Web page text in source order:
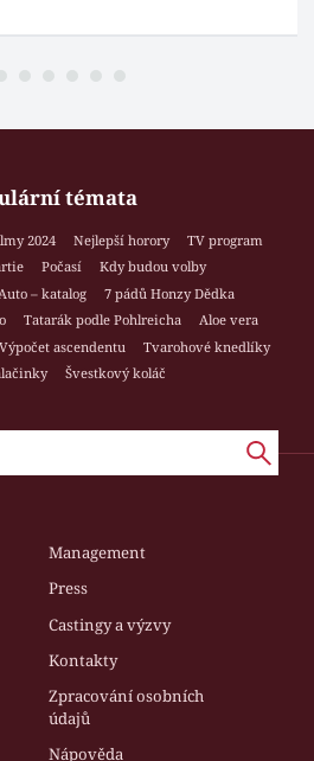
témata
2024 Nejlepší horory
TV program
Počasí
Kdy budou volby
Auto – katalog
7 pádů Honzy Dědka
Tatarák podle Pohlreicha
Aloe vera
Výpočet ascendentu
Tvarohové knedlíky
Švestkový koláč
Management
Press
Castingy a výzvy
Kontakty
Zpracování osobních
údajů
Nápověda